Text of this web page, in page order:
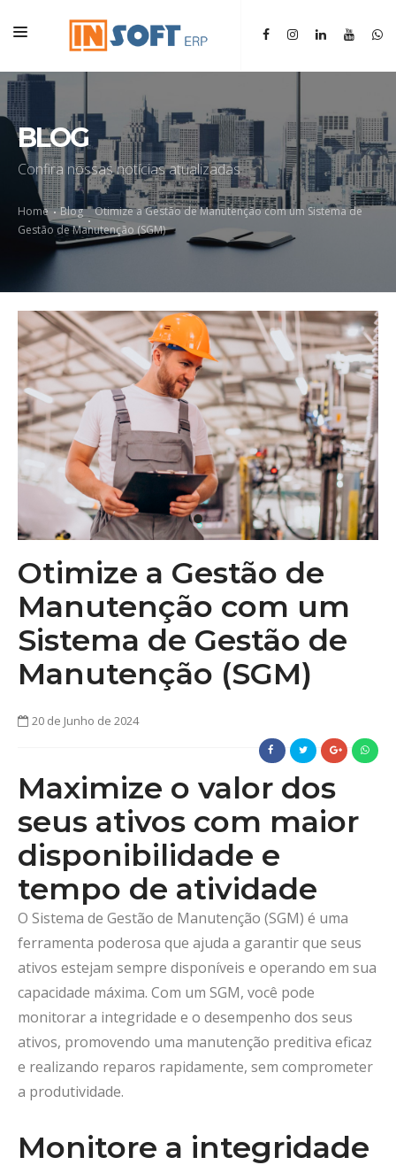
HOME
INSTITUCIONAL
ERP
SGM
BLOG
CONTATO
BLOG
Confira nossas notícias atualizadas
Home Blog Otimize a Gestão de Manutenção com um Sistema de
Gestão de Manutenção (SGM)
Otimize a Gestão de
Manutenção com um
Sistema de Gestão de
Manutenção (SGM)
20 de Junho de 2024
Maximize o valor dos
seus ativos com maior
disponibilidade e
tempo de atividade
O Sistema de Gestão de Manutenção (SGM) é uma
ferramenta poderosa que ajuda a garantir que seus
ativos estejam sempre disponíveis e operando em sua
capacidade máxima. Com um SGM, você pode
monitorar a integridade e o desempenho dos seus
ativos, promovendo uma manutenção preditiva eficaz
e realizando reparos rapidamente, sem comprometer
a produtividade.
Monitore a integridade